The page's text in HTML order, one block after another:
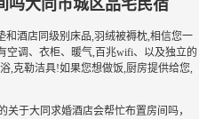
吗大同市城区品宅民宿
和酒店同级别床品,羽绒被褥枕,相信您一
空调、衣柜、暖气,百兆wifi、以及独立的
,克勒洁具!如果您想做饭,厨房提供给您,
关于大同求婚酒店会帮忙布置房间吗，